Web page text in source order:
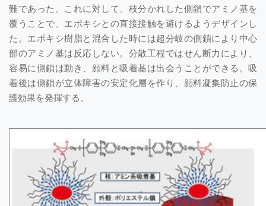
難であった。これに対して、枝分かれした側鎖でアミノ基を
覆うことで、エポキシとの直接接触を避けるようデザインし
た。エポキシ樹脂と混合した時には超分岐の側鎖により中心
部のアミノ基は反応しない。分散工程ではせん断力により、
容易に側鎖は動き、顔料と吸着基は出会うことができる。吸
着後は側鎖が立体障害の安定化層を作り、顔料凝集防止の保
護効果を発揮する。